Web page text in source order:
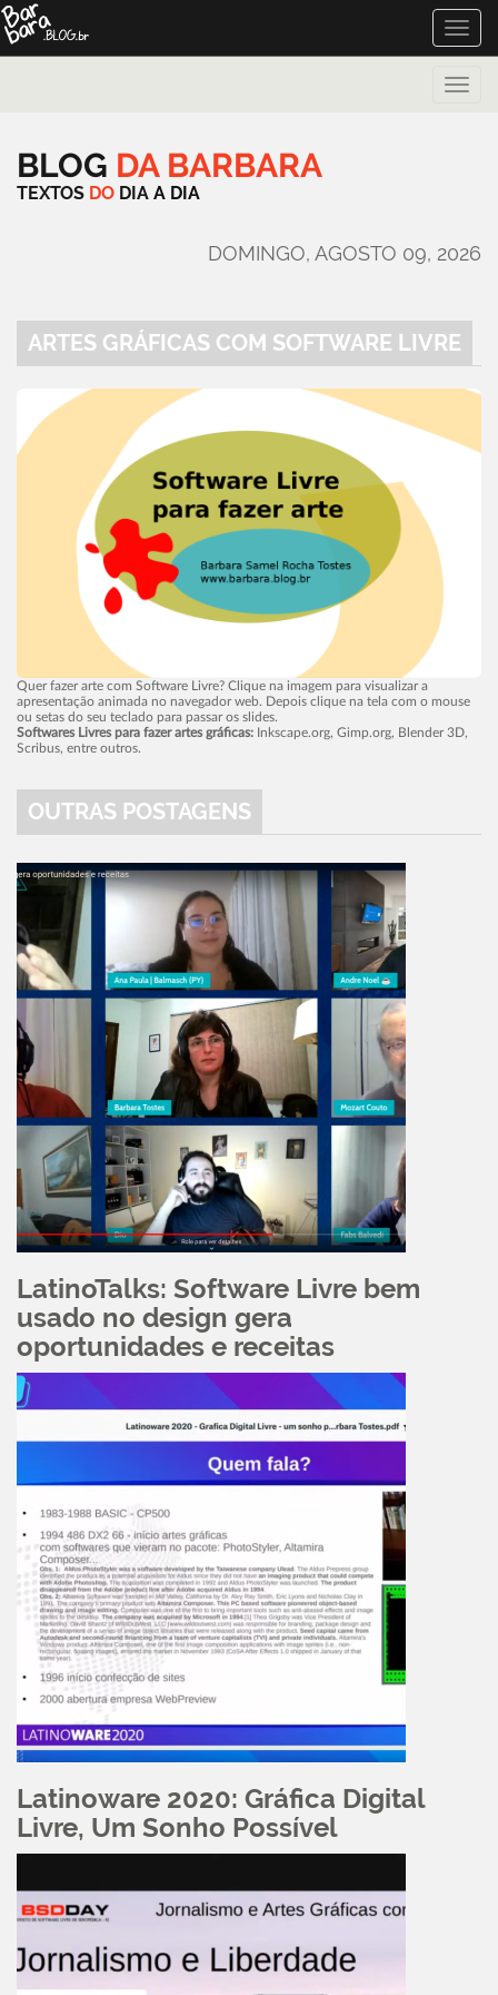
Toggle
Toggle
BLOG DA BARBARA
TEXTOS DO DIA A DIA
DOMINGO, AGOSTO 09, 2026
ARTES GRÁFICAS COM SOFTWARE LIVRE
Quer fazer arte com Software Livre? Clique na imagem para visualizar a
apresentação animada no navegador web. Depois clique na tela com o mouse
ou setas do seu teclado para passar os slides.
Softwares Livres para fazer artes gráficas: Inkscape.org, Gimp.org, Blender 3D,
Scribus, entre outros.
OUTRAS POSTAGENS
LatinoTalks: Software Livre bem
usado no design gera
oportunidades e receitas
Latinoware 2020: Gráfica Digital
Livre, Um Sonho Possível